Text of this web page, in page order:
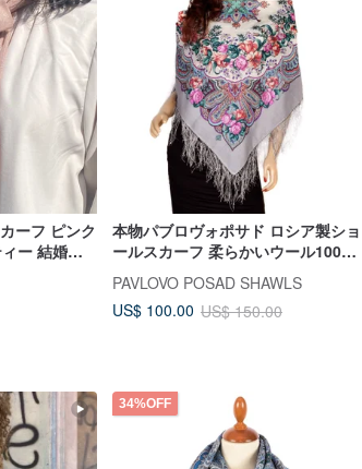
本物パブロヴォポサド ロシア製ショ
ールスカーフ 柔らかいウール100%
PAVLOVO POSAD SHAWLS
US$ 100.00 US$ 150.00
34%OFF